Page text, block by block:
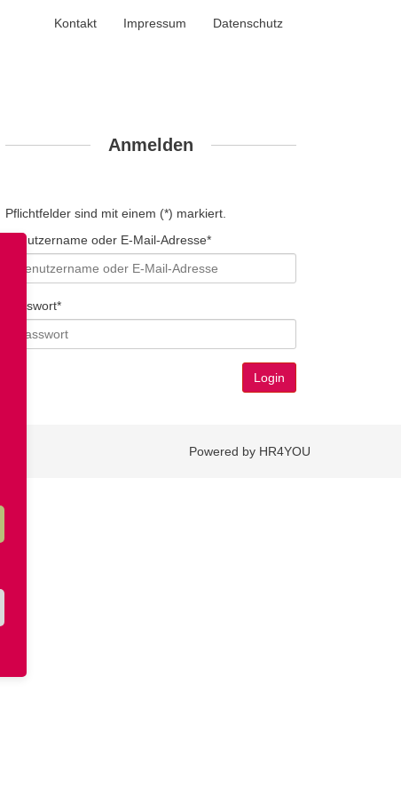
Kontakt Impressum Datenschutz
Anmelden
Pflichtfelder sind mit einem (*) markiert.
Benutzername oder E-Mail-Adresse*
Passwort*
Powered by HR4YOU